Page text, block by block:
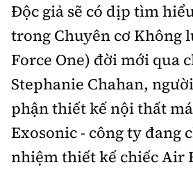
Nhà thầu
Mời thầu - Đấu thầu
Thi viết về GTVT
Gương sáng giao thông
Âm nhạc
Hậu trường sao
360 độ thể thao
Sản phẩm mới
Tư vấn
Thế giới
Thời sự Quốc tế
Hồ sơ tài liệu
Thế giới giao thông
Đi ++
Du lịch
Khám phá
Lối sống
Video
Thời sự
Khám phá
Độc giả sẽ có dịp tìm
trong Chuyên cơ Không
Force One) đời mới qua
Stephanie Chahan,
phận thiết kế nội thất
Exosonic - công ty đang
nhiệm thiết kế chiếc Air